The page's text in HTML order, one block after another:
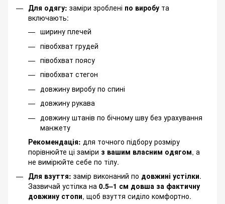
Для одягу: заміри зроблені по виробу та
включають:
ширину плечей
півобхват грудей
півобхват поясу
півобхват стегон
довжину виробу по спині
довжину рукава
довжину штанів по бічному шву без урахування
манжету
Рекомендація: для точного підбору розміру
порівнюйте ці заміри з вашим власним одягом, а
не вимірюйте себе по тілу.
Для взуття: замір виконаний по довжині устілки.
Зазвичай устілка на 0.5–1 см довша за фактичну
довжину стопи, щоб взуття сиділо комфортно.